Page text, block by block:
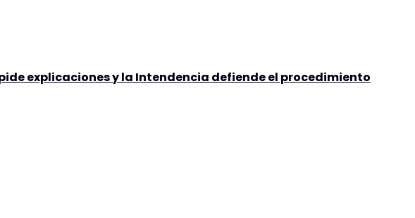
explicaciones y la Intendencia defiende el procedimiento